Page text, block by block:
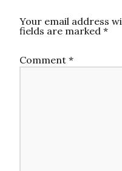
Your email address
fields are marked *
Comment *